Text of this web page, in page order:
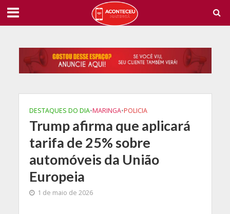
DESTAQUES DO DIA•MARINGA•POLICIA
Trump afirma que aplicará
tarifa de 25% sobre
automóveis da União
Europeia
1 de maio de 2026